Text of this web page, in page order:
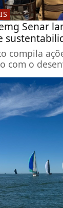
Senar
compila
com o